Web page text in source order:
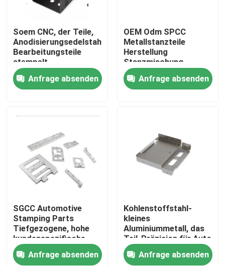
Produkte
VR Show
Über uns
Qualitätskontrolle
Treten Sie mit uns in Verbindung
Fälle
Präzision cnc bearbeitete Teile maschinell
Soem CNC, der Teile,
Anodisierungsedelstahl-
Bearbeitungsteile
stempelt
Anfrage absenden
OEM Odm SPCC
Metallstanzteile
Herstellung
Stanzmischung
Anfrage absenden
SGCC Automotive
Stamping Parts
Tiefgezogene, hohe
kundenspezifische
Bearbeitung
Anfrage absenden
Kohlenstoffstahl-
kleines
Aluminiummetall, das
Teil-Präzision für Auto
stempelt
Anfrage absenden